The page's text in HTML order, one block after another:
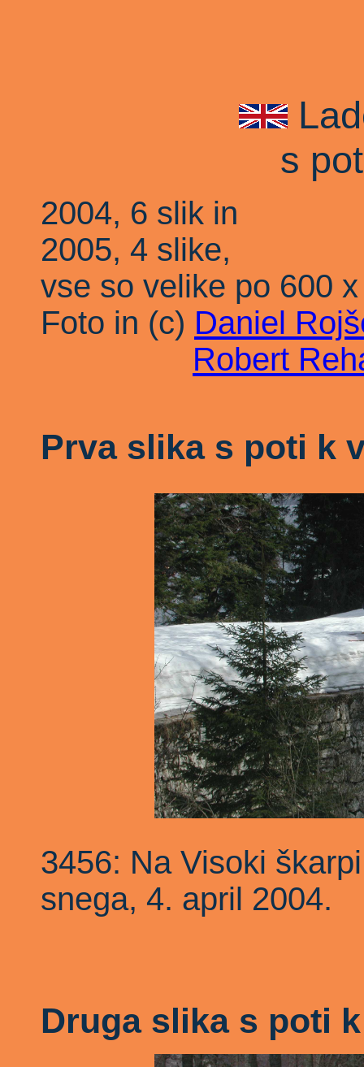
s
2004, 6 slik in
2005, 4 slike,
vse so velike po 600
Foto in (c) Daniel
Robert
Prva slika s poti k
3456: Na Visoki
snega, 4. april 2004.
Druga slika s poti